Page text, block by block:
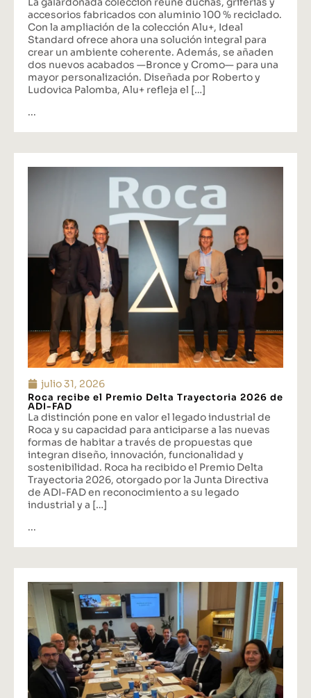
accesorios fabricados con aluminio 100 % reciclado.
Con la ampliación de la colección Alu+, Ideal
Standard ofrece ahora una solución integral para
crear un ambiente coherente. Además, se añaden
dos nuevos acabados —Bronce y Cromo— para una
mayor personalización. Diseñada por Roberto y
Ludovica Palomba, Alu+ refleja el […]
...
julio 31, 2026
Roca recibe el Premio Delta Trayectoria 2026 de
ADI-FAD
La distinción pone en valor el legado industrial de
Roca y su capacidad para anticiparse a las nuevas
formas de habitar a través de propuestas que
integran diseño, innovación, funcionalidad y
sostenibilidad. Roca ha recibido el Premio Delta
Trayectoria 2026, otorgado por la Junta Directiva
de ADI-FAD en reconocimiento a su legado
industrial y a […]
...